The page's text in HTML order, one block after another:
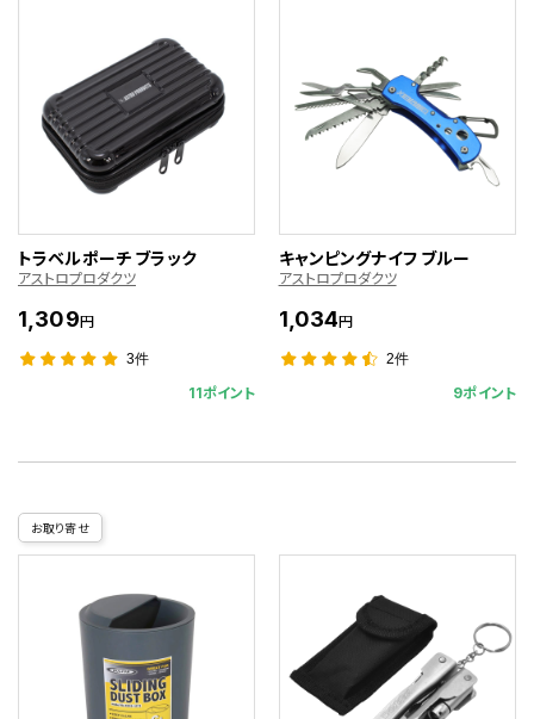
トラベルポーチ ブラック
アストロプロダクツ
1,309円
3件
11ポイント
キャンピングナイフ ブルー
アストロプロダクツ
1,034円
2件
9ポイント
お取り寄せ